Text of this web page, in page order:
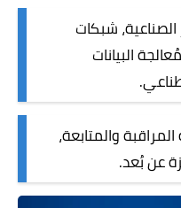
شبكات
البيانات
.
والمتابعة،
عن بُعد.